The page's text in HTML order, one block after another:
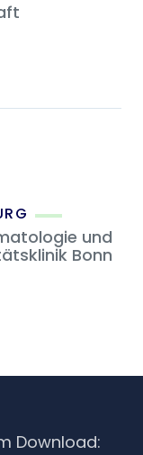
und
Bonn
Download: